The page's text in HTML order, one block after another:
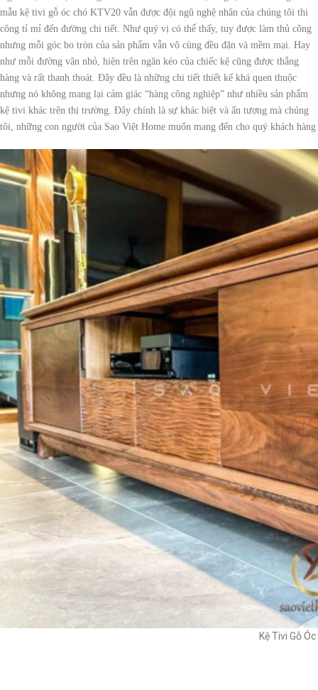
mẫu kệ tivi gỗ óc chó KTV20 vẫn được đội ngũ nghệ nhân của chúng tôi thi
công tỉ mỉ đến đường chi tiết. Như quý vị có thể thấy, tuy được làm thủ công
nhưng mỗi góc bo tròn của sản phẩm vẫn vô cùng đều đặn và mềm mại. Hay
như mỗi đường vân nhỏ, hiện trên ngăn kéo của chiếc kệ cũng được thẳng
hàng và rất thanh thoát. Đây đều là những chi tiết thiết kế khá quen thuộc
nhưng nó không mang lại cảm giác “hàng công nghiệp” như nhiều sản phẩm
kệ tivi khác trên thị trường. Đây chính là sự khác biệt và ấn tượng mà chúng
tôi, những con người của Sao Việt Home muốn mang đến cho quý khách hàng
Kệ Tivi Gỗ